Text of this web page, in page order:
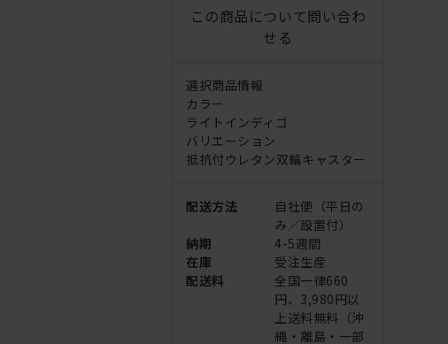
この商品について問い合わ
せる
選択商品情報
カラー
ライトインディゴ
バリエーション
抵抗付ウレタン双輪キャスター
配送方法
自社便（平日の
み／設置付）
納期
4-5週間
在庫
受注生産
配送料
全国一律660
円、3,980円以
上送料無料（沖
縄・離島・一部